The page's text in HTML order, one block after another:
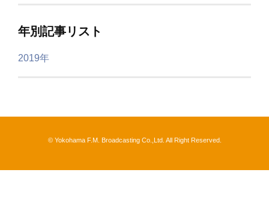
年別記事リスト
2019年
© Yokohama F.M. Broadcasting Co.,Ltd. All Right Reserved.